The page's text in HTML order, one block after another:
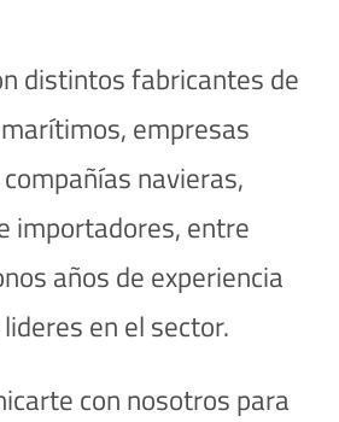
distintos fabricantes de
empresas
navieras,
importadores, entre
años de experiencia
en el sector.
con nosotros para